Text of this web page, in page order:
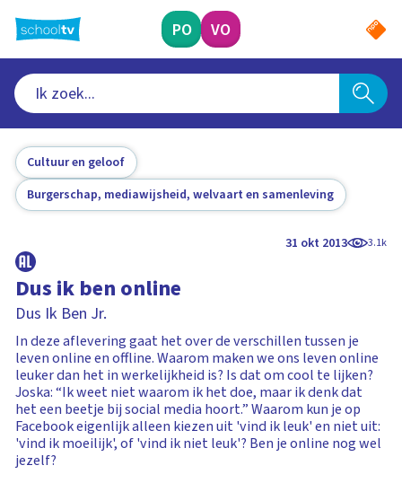
naar
hoofdinhoud
PO VO
Cultuur en geloof
Burgerschap, mediawijsheid, welvaart en samenleving
31 okt 2013 3.1k
Dus ik ben online
Dus Ik Ben Jr.
In deze aflevering gaat het over de verschillen tussen je
leven online en offline. Waarom maken we ons leven online
leuker dan het in werkelijkheid is? Is dat om cool te lijken?
Joska: “Ik weet niet waarom ik het doe, maar ik denk dat
het een beetje bij social media hoort.” Waarom kun je op
Facebook eigenlijk alleen kiezen uit 'vind ik leuk' en niet uit:
'vind ik moeilijk', of 'vind ik niet leuk'? Ben je online nog wel
jezelf?